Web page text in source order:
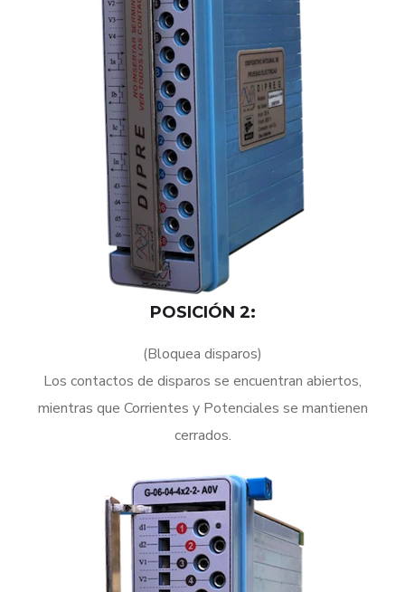
POSICIÓN 2:
(Bloquea disparos)
Los contactos de disparos se encuentran abiertos,
mientras que Corrientes y Potenciales se mantienen
cerrados.